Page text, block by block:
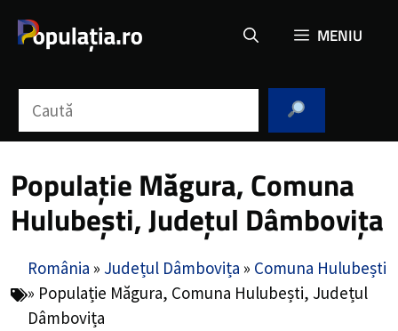
MENIU
Populație Măgura, Comuna
Hulubești, Județul Dâmbovița
România » Județul Dâmbovița » Comuna Hulubești
» Populație Măgura, Comuna Hulubești, Județul
Dâmbovița